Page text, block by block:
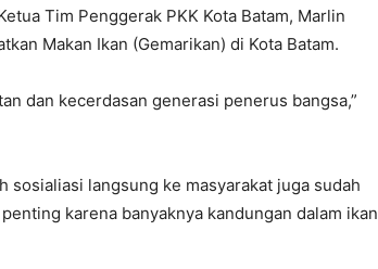
Tim Penggerak PKK Kota Batam, Marlin
Makan Ikan (Gemarikan) di Kota Batam.
dan kecerdasan generasi penerus bangsa,”
langsung ke masyarakat juga sudah
karena banyaknya kandungan dalam ikan